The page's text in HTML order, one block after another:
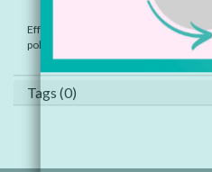
Effen kleuren: 100% gerecycled
polyester en 50% gerecycled polyester.
Tags (0)